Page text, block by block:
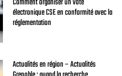
électronique CSE en conformité avec la
réglementation
Actualités en région – Actualités